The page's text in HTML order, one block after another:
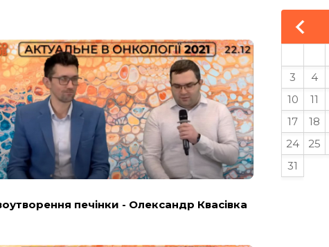
печінки - Олександр Квасівка
3
4
10
11
17
18
24
25
31